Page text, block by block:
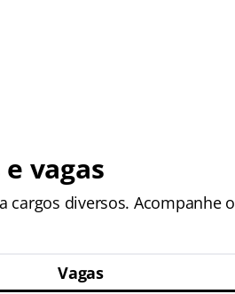
vagas
cargos diversos. Acompanhe o
Vagas